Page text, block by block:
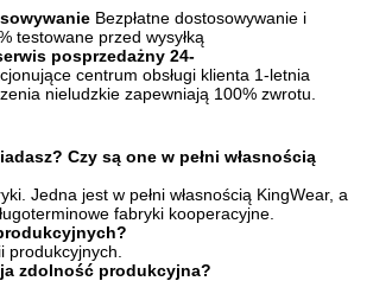
Bezpłatne dostosowywanie i
testowane przed wysyłką
posprzedażny 24-
centrum obsługi klienta 1-letnia
nieludzkie zapewniają 100% zwrotu.
Czy są one w pełni własnością
Jedna jest w pełni własnością KingWear, a
fabryki kooperacyjne.
produkcyjnych.
zdolność produkcyjna?